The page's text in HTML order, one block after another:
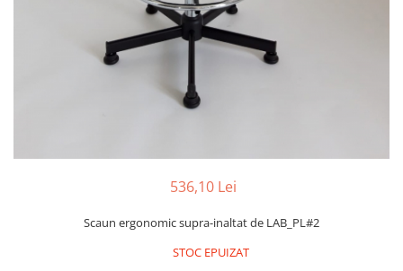
536,10 Lei
Scaun ergonomic supra-inaltat de LAB_PL#2
STOC EPUIZAT